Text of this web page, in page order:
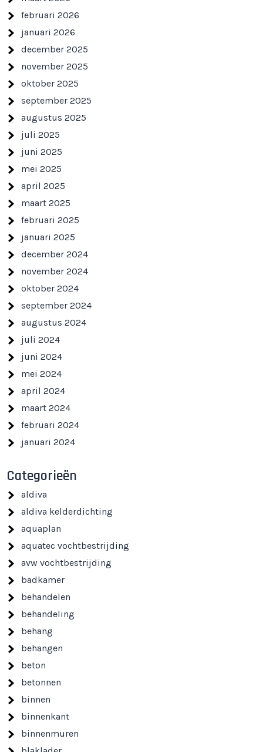
februari 2026
januari 2026
december 2025
november 2025
oktober 2025
september 2025
augustus 2025
juli 2025
juni 2025
mei 2025
april 2025
maart 2025
februari 2025
januari 2025
december 2024
november 2024
oktober 2024
september 2024
augustus 2024
juli 2024
juni 2024
mei 2024
april 2024
maart 2024
februari 2024
januari 2024
Categorieën
aldiva
aldiva kelderdichting
aquaplan
aquatec vochtbestrijding
avw vochtbestrijding
badkamer
behandelen
behandeling
behang
behangen
beton
betonnen
binnen
binnenkant
binnenmuren